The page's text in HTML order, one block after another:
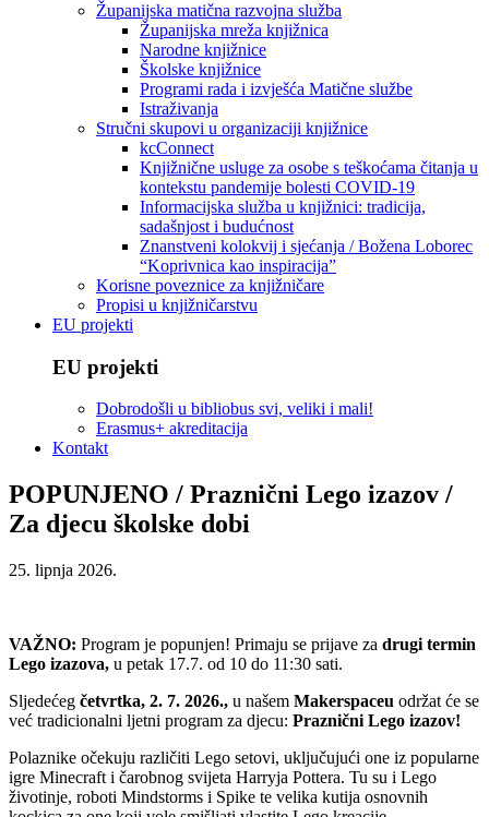
Županijska matična razvojna služba
Županijska mreža knjižnica
Narodne knjižnice
Školske knjižnice
Programi rada i izvješća Matične službe
Istraživanja
Stručni skupovi u organizaciji knjižnice
kcConnect
Knjižnične usluge za osobe s teškoćama čitanja u
kontekstu pandemije bolesti COVID-19
Informacijska služba u knjižnici: tradicija,
sadašnjost i budućnost
Znanstveni kolokvij i sjećanja / Božena Loborec
“Koprivnica kao inspiracija”
Korisne poveznice za knjižničare
Propisi u knjižničarstvu
EU projekti
EU projekti
Dobrodošli u bibliobus svi, veliki i mali!
Erasmus+ akreditacija
Kontakt
POPUNJENO / Praznični Lego izazov /
Za djecu školske dobi
25. lipnja 2026.
VAŽNO: Program je popunjen! Primaju se prijave za drugi termin
Lego izazova, u petak 17.7. od 10 do 11:30 sati.
Sljedećeg četvrtka, 2. 7. 2026., u našem Makerspaceu održat će se
već tradicionalni ljetni program za djecu: Praznični Lego izazov!
Polaznike očekuju različiti Lego setovi, uključujući one iz popularne
igre Minecraft i čarobnog svijeta Harryja Pottera. Tu su i Lego
životinje, roboti Mindstorms i Spike te velika kutija osnovnih